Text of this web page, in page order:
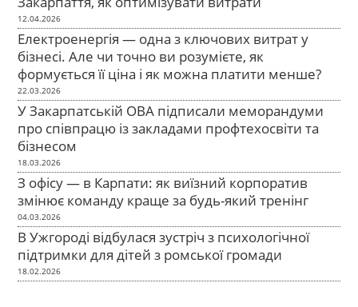
12.04.2026
Електроенергія — одна з ключових витрат у
бізнесі. Але чи точно ви розумієте, як
формується її ціна і як можна платити менше?
22.03.2026
У Закарпатській ОВА підписали меморандуми
про співпрацю із закладами профтехосвіти та
бізнесом
18.03.2026
З офісу — в Карпати: як виїзний корпоратив
змінює команду краще за будь-який тренінг
04.03.2026
В Ужгороді відбулася зустріч з психологічної
підтримки для дітей з ромської громади
18.02.2026